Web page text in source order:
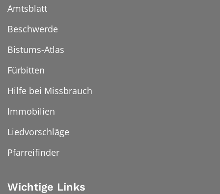
Amtsblatt
Beschwerde
Bistums-Atlas
Fürbitten
Hilfe bei Missbrauch
Immobilien
Liedvorschläge
Pfarreifinder
Wichtige Links